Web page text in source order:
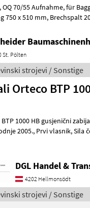
Brechspalt 20-145 mm, Ölbedarf 150-220 l/min,
St. Pölten
strojevi / Sonstige
Orteco BTP
1000 HB gusjenični zabijač pilota, zabijač
Sila čekića 1200 J, Hatz 3L41-C dizelski
DGL Handel &
4202 Hellmonsödt
strojevi / Sonstige